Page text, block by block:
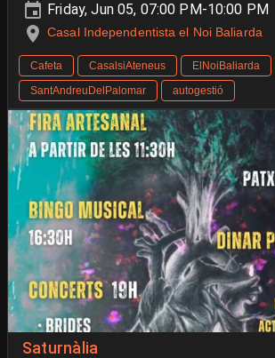
Friday, Jun 05, 07:00 PM-10:00 PM
Casal Independentista el Noi Baliarda
Cafeta CasalsiAteneus ElNoiBaliarda
SantAndreuDelPalomar
autogestió
Saturnàlia